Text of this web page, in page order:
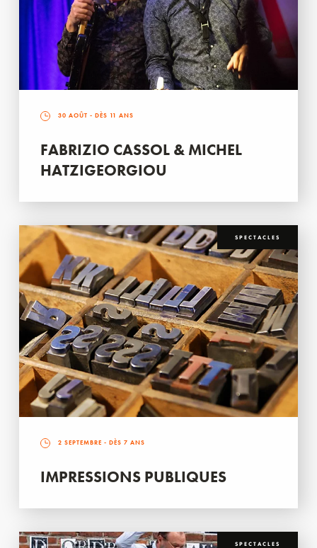
30 AOÛT - DÈS 11 ANS
FABRIZIO CASSOL & MICHEL
HATZIGEORGIOU
SPECTACLES
2 SEPTEMBRE - DÈS 7 ANS
IMPRESSIONS PUBLIQUES
SPECTACLES